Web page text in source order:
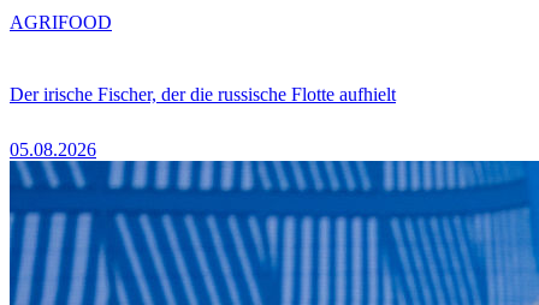
Der irische Fischer, der die russische Flotte aufhielt
05.08.2026
AGRIFOOD